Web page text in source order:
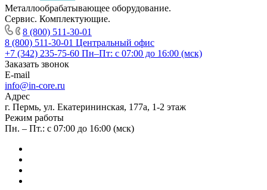
Металлообрабатывающее оборудование.
Сервис. Комплектующие.
8 (800) 511-30-01
8 (800) 511-30-01 Центральный офис
+7 (342) 235-75-60 Пн–Пт: с 07:00 до 16:00 (мск)
Заказать звонок
E-mail
info@in-core.ru
Адрес
г. Пермь, ул. ​Екатерининская, 177а, ​1-2 этаж
Режим работы
Пн. – Пт.: с 07:00 до 16:00 (мск)